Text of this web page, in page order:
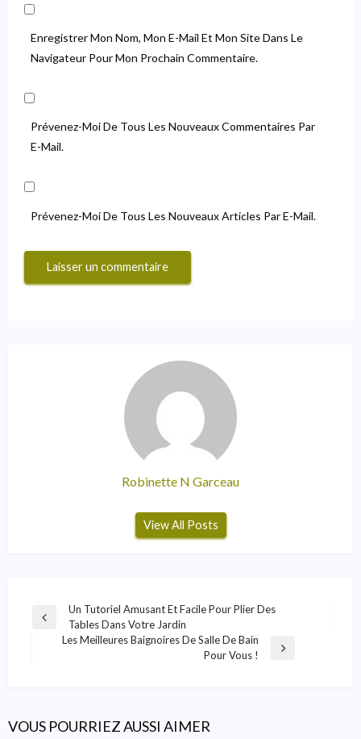
Enregistrer Mon Nom, Mon E-Mail Et Mon Site Dans Le
Navigateur Pour Mon Prochain Commentaire.
Prévenez-Moi De Tous Les Nouveaux Commentaires Par
E-Mail.
Prévenez-Moi De Tous Les Nouveaux Articles Par E-Mail.
Robinette N Garceau
View All Posts
Navigation
Previous
Un Tutoriel Amusant Et Facile Pour Plier Des
Tables Dans Votre Jardin
Les Meilleures Baignoires De Salle De Bain
Pour Vous !
VOUS POURRIEZ AUSSI AIMER